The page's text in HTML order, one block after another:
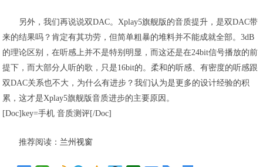
另外，我们再说说双DAC。Xplay5旗舰版的音质提升，是双DAC带
来的结果吗？肯定有其功劳，但简单粗暴的堆料并不能成就全部。3dB
的理论区别，在听感上并不是特别明显，而这还是在24bit信号播放的前
提下，而大部分人听的歌，只是16bit的。柔和的听感、有密度的听感跟
双DAC关系也不大，为什么有进步？我们认为是更多的设计经验的积
累，这才是Xplay5旗舰版音质进步的主要原因。
[Doc]key=手机 音质测评[/Doc]
推荐阅读： 兰州视窗